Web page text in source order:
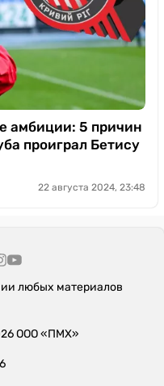
амбиции: 5 причин
проиграл Бетису
22 августа 2024, 23:48
любых материалов
ООО «ПМХ»